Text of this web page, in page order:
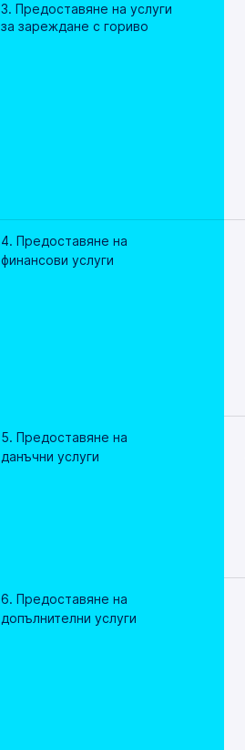
3. Предоставяне на услуги
за зареждане с гориво
4. Предоставяне на
финансови услуги
5. Предоставяне на
данъчни услуги
6. Предоставяне на
допълнителни услуги